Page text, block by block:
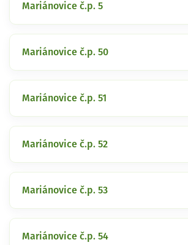
Mariánovice č.p. 5
Mariánovice č.p. 50
Mariánovice č.p. 51
Mariánovice č.p. 52
Mariánovice č.p. 53
Mariánovice č.p. 54